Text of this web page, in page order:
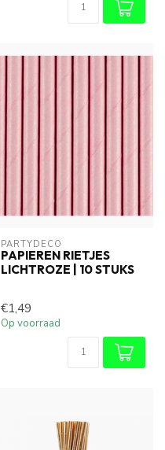
PARTYDECO
PAPIEREN RIETJES
LICHTROZE | 10 STUKS
€1,49
Op voorraad